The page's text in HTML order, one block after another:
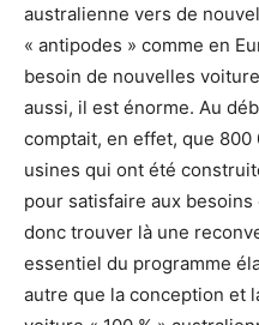
australienne vers de
« antipodes » comme en
besoin de nouvelles
aussi, il est énorme. Au
comptait, en effet, que 800
usines qui ont été
pour satisfaire aux
donc trouver là une
essentiel du programme
autre que la conception et